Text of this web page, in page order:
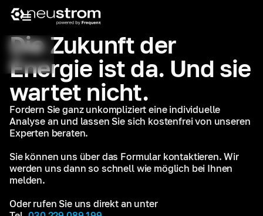
Die Zukunft der
Energie ist da. Und sie
wartet nicht.
Fordern Sie ganz unkompliziert eine individuelle
Analyse an und lassen Sie sich kostenfrei von unseren
Experten beraten.
Sie können uns über das Formular kontaktieren. Wir
werden uns dann so schnell wie möglich bei Ihnen
melden.
Oder rufen Sie uns direkt an unter